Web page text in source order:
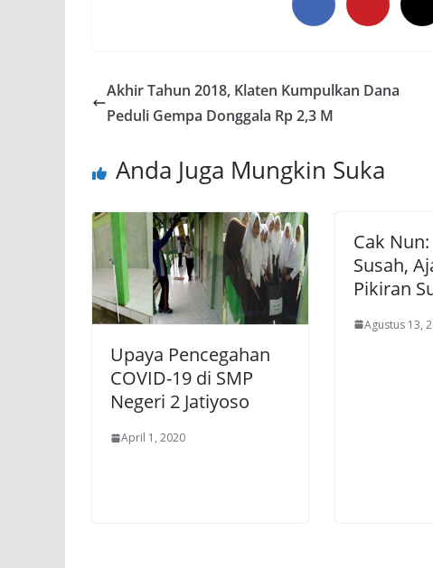
Akhir Tahun 2018, Klaten Kumpulkan Dana
Peduli Gempa Donggala Rp 2,3 M
Anda Juga Mungkin Suka
Upaya Pencegahan
COVID-19 di SMP
Negeri 2 Jatiyoso
April 1, 2020
Cak
Susah,
Pikiran
Agustus 13,